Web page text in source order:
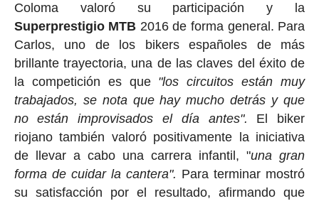
Coloma valoró su participación y la
Superprestigio MTB 2016 de forma general. Para
Carlos, uno de los bikers españoles de más
brillante trayectoria, una de las claves del éxito de
la competición es que "los circuitos están muy
trabajados, se nota que hay mucho detrás y que
no están improvisados el día antes". El biker
riojano también valoró positivamente la iniciativa
de llevar a cabo una carrera infantil, "una gran
forma de cuidar la cantera". Para terminar mostró
su satisfacción por el resultado, afirmando que